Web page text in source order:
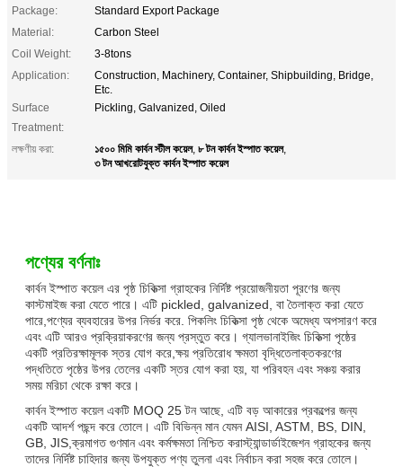
Package:
Standard Export Package
Material:
Carbon Steel
Coil Weight:
3-8tons
Application:
Construction, Machinery, Container, Shipbuilding, Bridge,
Etc.
Surface
Treatment:
Pickling, Galvanized, Oiled
লক্ষণীয় করা: ১৫০০ মিমি কার্বন স্টীল কয়েল, ৮ টন কার্বন ইস্পাত কয়েল,
৩ টন আখরোটযুক্ত কার্বন ইস্পাত কয়েল
পণ্যের বর্ণনাঃ
কার্বন ইস্পাত কয়েল এর পৃষ্ঠ চিকিত্সা গ্রাহকের নির্দিষ্ট প্রয়োজনীয়তা পূরণের জন্য
কাস্টমাইজ করা যেতে পারে। এটি pickled, galvanized, বা তৈলাক্ত করা যেতে
পারে,পণ্যের ব্যবহারের উপর নির্ভর করে. পিকলিং চিকিত্সা পৃষ্ঠ থেকে অমেধ্য অপসারণ করে
এবং এটি আরও প্রক্রিয়াকরণের জন্য প্রস্তুত করে। গ্যালভানাইজিং চিকিত্সা পৃষ্ঠের
একটি প্রতিরক্ষামূলক স্তর যোগ করে,ক্ষয় প্রতিরোধ ক্ষমতা বৃদ্ধিতেলাক্তকরণের
পদ্ধতিতে পৃষ্ঠের উপর তেলের একটি স্তর যোগ করা হয়, যা পরিবহন এবং সঞ্চয় করার
সময় মরিচা থেকে রক্ষা করে।
কার্বন ইস্পাত কয়েল একটি MOQ 25 টন আছে, এটি বড় আকারের প্রকল্পের জন্য
একটি আদর্শ পছন্দ করে তোলে। এটি বিভিন্ন মান যেমন AISI, ASTM, BS, DIN,
GB, JIS,ক্রমাগত গুণমান এবং কর্মক্ষমতা নিশ্চিত করাস্ট্যান্ডার্ডাইজেশন গ্রাহকের জন্য
তাদের নির্দিষ্ট চাহিদার জন্য উপযুক্ত পণ্য তুলনা এবং নির্বাচন করা সহজ করে তোলে।